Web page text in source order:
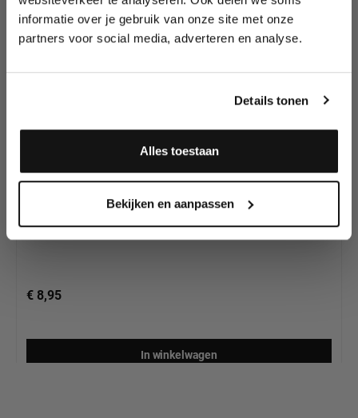
informatie over je gebruik van onze site met onze
partners voor social media, adverteren en analyse.
Details tonen
Alles toestaan
Bekijken en aanpassen
Diamond FX
€ 8,95
In winkelwagen
wedstrijden en meer.
Meld je aan en ontvang direct
Ja, ik meld me aan